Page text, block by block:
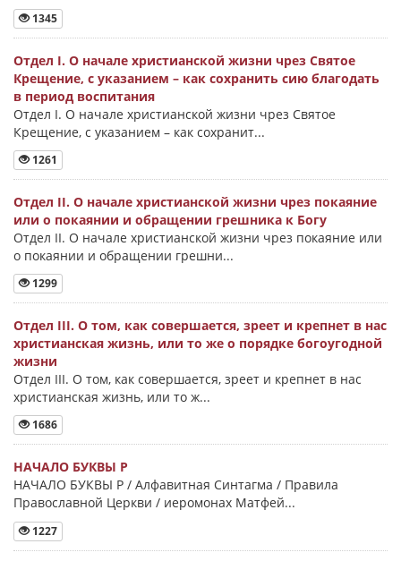
1345
Отдел I. О начале христианской жизни чрез Святое
Крещение, с указанием – как сохранить сию благодать
в период воспитания
Отдел I. О начале христианской жизни чрез Святое
Крещение, с указанием – как сохранит...
1261
Отдел II. О начале христианской жизни чрез покаяние
или о покаянии и обращении грешника к Богу
Отдел II. О начале христианской жизни чрез покаяние или
о покаянии и обращении грешни...
1299
Отдел III. О том, как совершается, зреет и крепнет в нас
христианская жизнь, или то же о порядке богоугодной
жизни
Отдел III. О том, как совершается, зреет и крепнет в нас
христианская жизнь, или то ж...
1686
НАЧАЛО БУКВЫ Ρ
НАЧАЛО БУКВЫ Ρ / Алфавитная Синтагма / Правила
Православной Церкви / иеромонах Матфей...
1227